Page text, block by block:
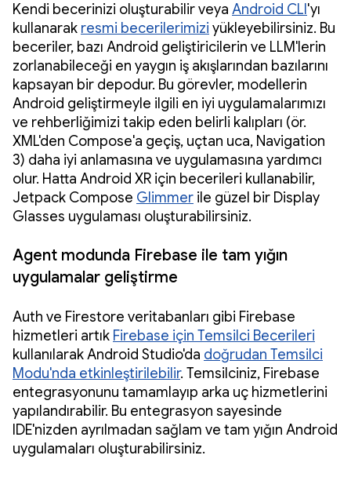
Kendi becerinizi oluşturabilir veya Android CLI 'yı
kullanarak resmi becerilerimizi yükleyebilirsiniz. Bu
beceriler, bazı Android geliştiricilerin ve LLM'lerin
zorlanabileceği en yaygın iş akışlarından bazılarını
kapsayan bir depodur. Bu görevler, modellerin
Android geliştirmeyle ilgili en iyi uygulamalarımızı
ve rehberliğimizi takip eden belirli kalıpları (ör.
XML'den Compose'a geçiş, uçtan uca, Navigation
3) daha iyi anlamasına ve uygulamasına yardımcı
olur. Hatta Android XR için becerileri kullanabilir,
Jetpack Compose Glimmer ile güzel bir Display
Glasses uygulaması oluşturabilirsiniz.
Agent modunda Firebase ile tam yığın
uygulamalar geliştirme
Auth ve Firestore veritabanları gibi Firebase
hizmetleri artık Firebase için Temsilci Becerileri
kullanılarak Android Studio'da doğrudan Temsilci
Modu'nda etkinleştirilebilir. Temsilciniz, Firebase
entegrasyonunu tamamlayıp arka uç hizmetlerini
yapılandırabilir. Bu entegrasyon sayesinde
IDE'nizden ayrılmadan sağlam ve tam yığın Android
uygulamaları oluşturabilirsiniz.